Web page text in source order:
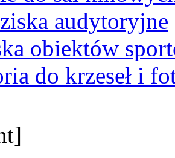
audytoryjne
obiektów
do krzeseł i